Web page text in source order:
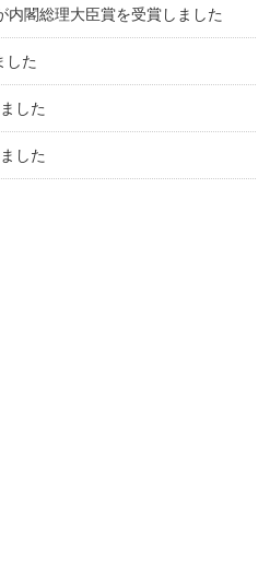
内閣総理大臣賞を受賞しました
した
した
した